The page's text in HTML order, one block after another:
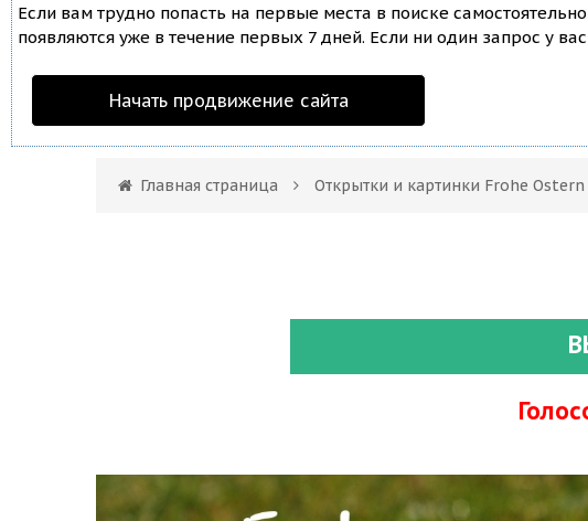
Если вам трудно попасть на первые места в поиске
появляются уже в течение первых 7 дней. Если ни один запрос у
Начать продвижение сайта
Главная страница Открытки и картинки Frohe Ostern